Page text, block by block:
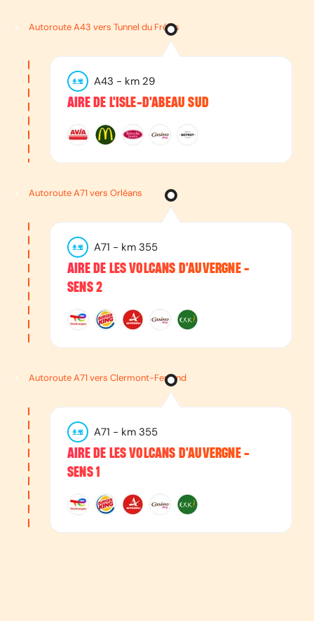
Autoroute A43 vers Tunnel du Fréjus
A43 - km 29
AIRE DE L'ISLE-D'ABEAU SUD
Autoroute A71 vers Orléans
A71 - km 355
AIRE DE LES VOLCANS D'AUVERGNE -
SENS 2
Autoroute A71 vers Clermont-Ferrand
A71 - km 355
AIRE DE LES VOLCANS D'AUVERGNE -
SENS 1